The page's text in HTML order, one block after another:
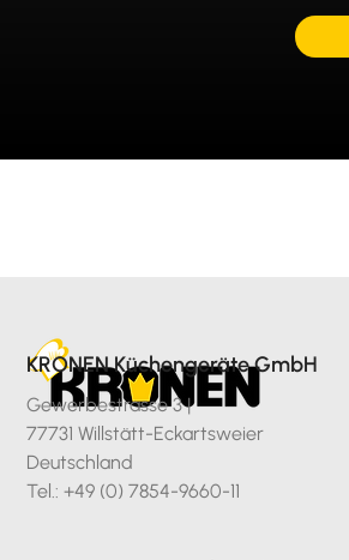
KRONEN Küchengeräte GmbH
Gewerbestrasse 3 |
77731 Willstätt-Eckartsweier
Deutschland
Tel.: +49 (0) 7854-9660-11